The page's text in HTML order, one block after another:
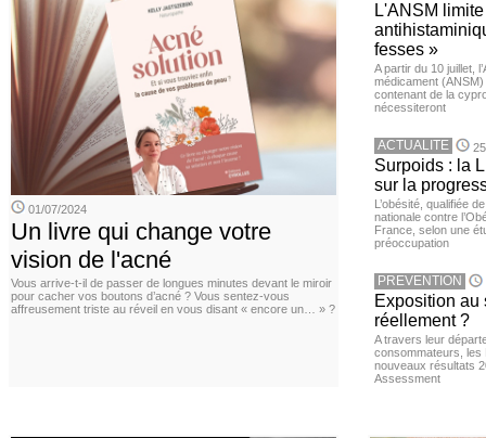
01/07/2024
Un livre qui change votre
vision de l'acné
Vous arrive-t-il de passer de longues minutes devant le miroir
pour cacher vos boutons d’acné ? Vous sentez-vous
affreusement triste au réveil en vous disant « encore un… » ?
L'ANSM
fesses »
A partir du 10 juillet,
médicament
contenant de la
nécessiteront
ACTUALITE
Surpoids : la
sur la
L’obésité, qualifiée
nationale contre
France, selon une
préoccupation
PREVENTION
Exposition au
réellement ?
A travers leur
consommateurs, les
nouveaux résultats
Assessment